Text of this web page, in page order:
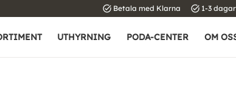
task_alt Betala med Klarna task_alt 1-3
UTHYRNING PODA-CENTER OM